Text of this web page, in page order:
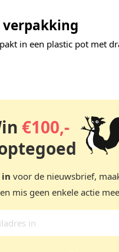
in een plastic pot met
€100,-
voor de nieuwsbrief,
mis geen enkele actie